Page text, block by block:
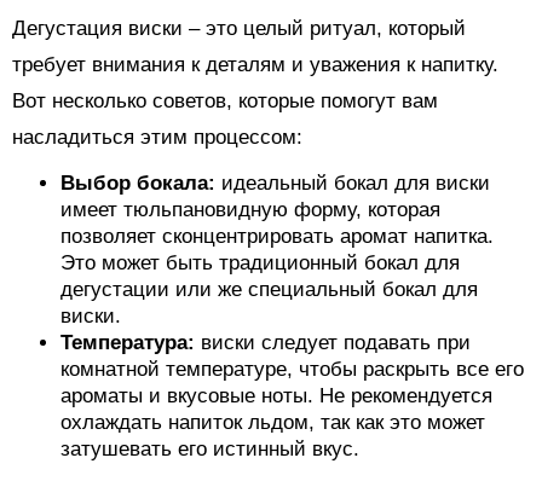
Дегустация виски – это целый ритуал, который
требует внимания к деталям и уважения к напитку.
Вот несколько советов, которые помогут вам
насладиться этим процессом:
Выбор бокала: идеальный бокал для виски
имеет тюльпановидную форму, которая
позволяет сконцентрировать аромат напитка.
Это может быть традиционный бокал для
дегустации или же специальный бокал для
виски.
Температура: виски следует подавать при
комнатной температуре, чтобы раскрыть все его
ароматы и вкусовые ноты. Не рекомендуется
охлаждать напиток льдом, так как это может
затушевать его истинный вкус.